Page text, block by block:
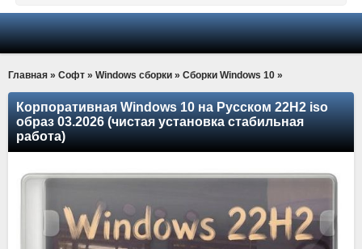
Главная » Софт » Windows сборки » Сборки Windows 10 »
Корпоративная Windows 10 на Русском 22H2 iso
образ 03.2026 (чистая установка стабильная
работа)